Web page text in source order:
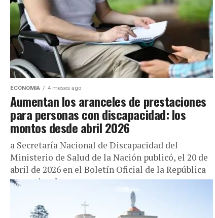
ECONOMIA 4 meses ago
Aumentan los aranceles de prestaciones
para personas con discapacidad: los
montos desde abril 2026
a Secretaría Nacional de Discapacidad del
Ministerio de Salud de la Nación publicó, el 20 de
abril de 2026 en el Boletín Oficial de la República
Argentina, la...